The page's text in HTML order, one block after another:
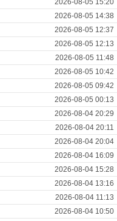
2026-08-05 15:20
2026-08-05 14:38
2026-08-05 12:37
2026-08-05 12:13
2026-08-05 11:48
2026-08-05 10:42
2026-08-05 09:42
2026-08-05 00:13
2026-08-04 20:29
2026-08-04 20:11
2026-08-04 20:04
2026-08-04 16:09
2026-08-04 15:28
2026-08-04 13:16
2026-08-04 11:13
2026-08-04 10:50